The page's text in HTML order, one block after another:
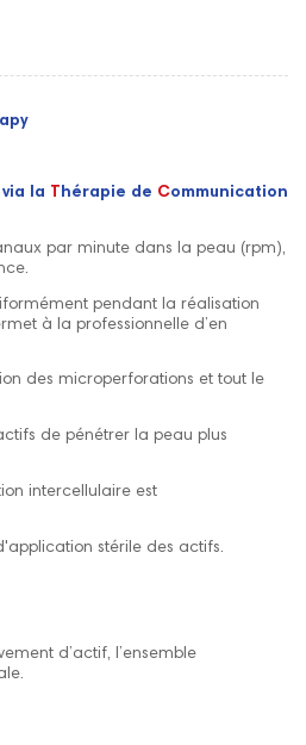
la T hérapie de Communication
par minute dans la peau (rpm),
pendant la réalisation
à la professionnelle d’en
des microperforations et tout le
de pénétrer la peau plus
intercellulaire est
stérile des actifs.
d’actif, l’ensemble